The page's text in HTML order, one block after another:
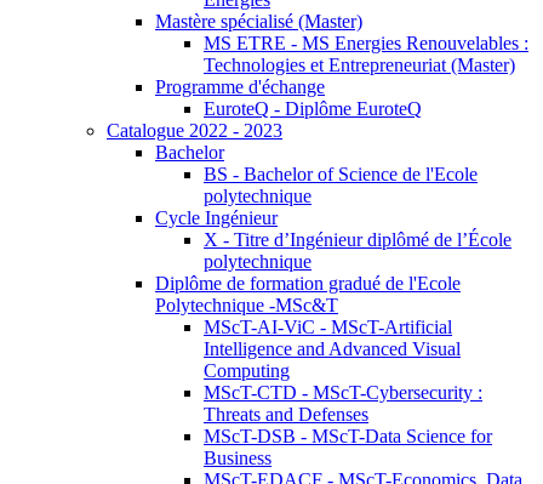
Mastère spécialisé (Master)
MS ETRE - MS Energies Renouvelables :
Technologies et Entrepreneuriat (Master)
Programme d'échange
EuroteQ - Diplôme EuroteQ
Catalogue 2022 - 2023
Bachelor
BS - Bachelor of Science de l'Ecole
polytechnique
Cycle Ingénieur
X - Titre d’Ingénieur diplômé de l’École
polytechnique
Diplôme de formation gradué de l'Ecole
Polytechnique -MSc&T
MScT-AI-ViC - MScT-Artificial
Intelligence and Advanced Visual
Computing
MScT-CTD - MScT-Cybersecurity :
Threats and Defenses
MScT-DSB - MScT-Data Science for
Business
MScT-EDACF - MScT-Economics, Data